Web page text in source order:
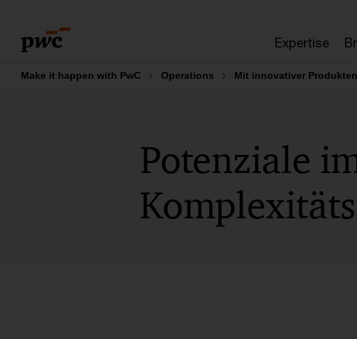
content
footer
Expertise
Make it happen with PwC Operations Mit innovativer
Potenziale